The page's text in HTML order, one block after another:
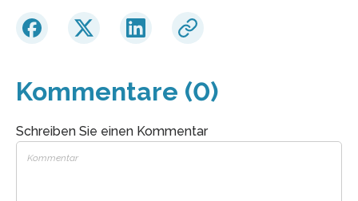
Kommentare (0)
Schreiben Sie einen Kommentar